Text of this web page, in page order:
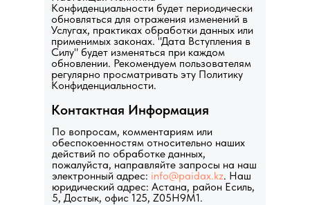
Конфиденциальности будет периодически
обновляться для отражения изменений в
Услугах, практиках обработки данных или
применимых законах. "Дата Вступления в
Силу" будет изменяться при каждом
обновлении. Рекомендуем пользователям
регулярно просматривать эту Политику
Конфиденциальности.
По вопросам, комментариям или
обеспокоенностям относительно наших
действий по обработке данных,
пожалуйста, направляйте запросы на наш
электронный адрес: info@paidax.kz. Наш
юридический адрес: Астана, район Есиль,
5, Достык, офис 125, Z05H9M1.
Контактная Информация